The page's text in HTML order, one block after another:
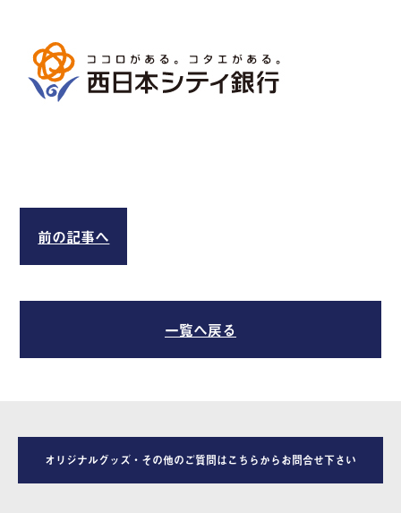
前の記事へ
一覧へ戻る
オリジナルグッズ・その他のご質問はこちらからお問合せ下さい